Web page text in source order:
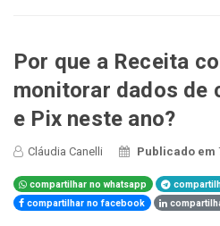
Por que a Receita
monitorar dados de
e Pix neste ano?
Cláudia Canelli Publicado em
compartilhar no whatsapp
compartilhar no facebook